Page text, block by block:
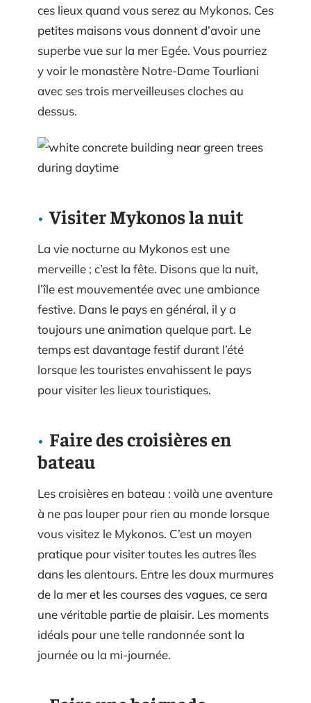
ces lieux quand vous serez au Mykonos. Ces
petites maisons vous donnent d’avoir une
superbe vue sur la mer Egée. Vous pourriez
y voir le monastère Notre-Dame Tourliani
avec ses trois merveilleuses cloches au
dessus.
Visiter Mykonos la nuit
La vie nocturne au Mykonos est une
merveille ; c’est la fête. Disons que la nuit,
l’île est mouvementée avec une ambiance
festive. Dans le pays en général, il y a
toujours une animation quelque part. Le
temps est davantage festif durant l’été
lorsque les touristes envahissent le pays
pour visiter les lieux touristiques.
Faire des croisières en
bateau
Les croisières en bateau : voilà une aventure
à ne pas louper pour rien au monde lorsque
vous visitez le Mykonos. C’est un moyen
pratique pour visiter toutes les autres îles
dans les alentours. Entre les doux murmures
de la mer et les courses des vagues, ce sera
une véritable partie de plaisir. Les moments
idéals pour une telle randonnée sont la
journée ou la mi-journée.